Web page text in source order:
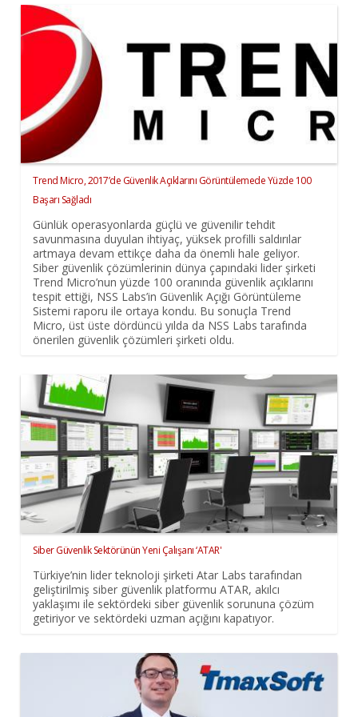
Trend Micro, 2017’de Güvenlik Açıklarını Görüntülemede Yüzde 100
Başarı Sağladı
Günlük operasyonlarda güçlü ve güvenilir tehdit
savunmasına duyulan ihtiyaç, yüksek profilli saldırılar
artmaya devam ettikçe daha da önemli hale geliyor.
Siber güvenlik çözümlerinin dünya çapındaki lider şirketi
Trend Micro’nun yüzde 100 oranında güvenlik açıklarını
tespit ettiği, NSS Labs’in Güvenlik Açığı Görüntüleme
Sistemi raporu ile ortaya kondu. Bu sonuçla Trend
Micro, üst üste dördüncü yılda da NSS Labs tarafında
önerilen güvenlik çözümleri şirketi oldu.
Siber Güvenlik Sektörünün Yeni Çalışanı ‘ATAR'
Türkiye’nin lider teknoloji şirketi Atar Labs tarafından
geliştirilmiş siber güvenlik platformu ATAR, akılcı
yaklaşımı ile sektördeki siber güvenlik sorununa çözüm
getiriyor ve sektördeki uzman açığını kapatıyor.